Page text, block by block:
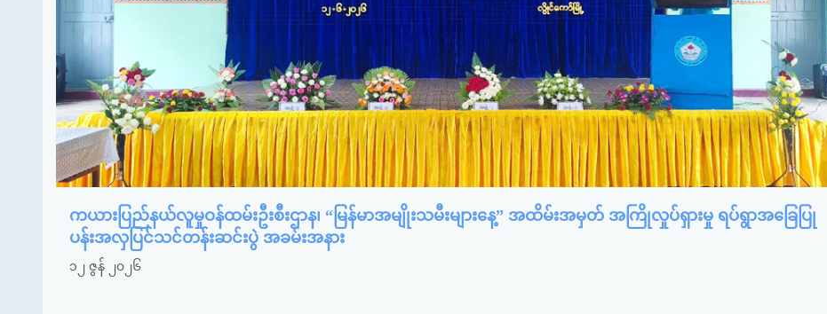
ကယားပြည်နယ်လူမှုဝန်ထမ်းဦးစီးဌာန၊ “မြန်မာအမျိုးသမီးများနေ့” အထိမ်းအမှတ် အကြိုလှုပ်ရှားမှု ရပ်ရွာအခြေပြု
ပန်းအလှပြင်သင်တန်းဆင်းပွဲ အခမ်းအနား
၁၂ ဇွန် ၂၀၂၆